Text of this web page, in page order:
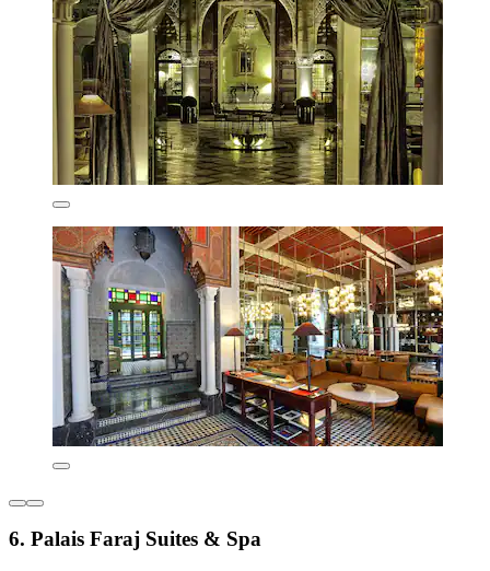
6. Palais Faraj Suites & Spa